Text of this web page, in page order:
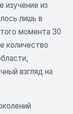
изучение из
лишь в
момента 30
количество
взгляд на